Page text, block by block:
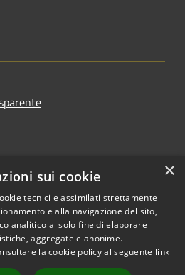
Copyright © 2026 • Comune di
San Martino Valle Caudina •
×
sui cookie
tecnici e assimilati strettamente
e alla navigazione del sito,
analitico al solo fine di elaborare
aggregate e anonime.
la cookie policy al seguente link